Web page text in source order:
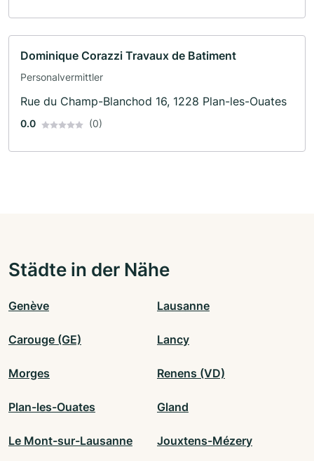
Dominique Corazzi Travaux de Batiment
Personalvermittler
Rue du Champ-Blanchod 16, 1228 Plan-les-Ouates
0.0 (0)
Städte in der Nähe
Genève Lausanne
Carouge (GE) Lancy
Morges Renens (VD)
Plan-les-Ouates Gland
Le Mont-sur-Lausanne Jouxtens-Mézery